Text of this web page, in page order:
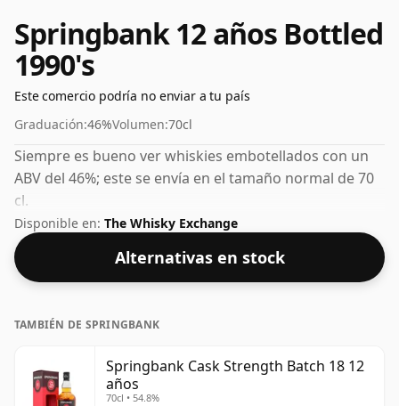
Springbank 12 años Bottled
1990's
Este comercio podría no enviar a tu país
Graduación:46%Volumen:70cl
Siempre es bueno ver whiskies embotellados con un
ABV del 46%; este se envía en el tamaño normal de 70
cl.
Disponible en: The Whisky Exchange
Alternativas en stock
TAMBIÉN DE SPRINGBANK
Springbank Cask Strength Batch 18 12
años
70cl • 54.8%